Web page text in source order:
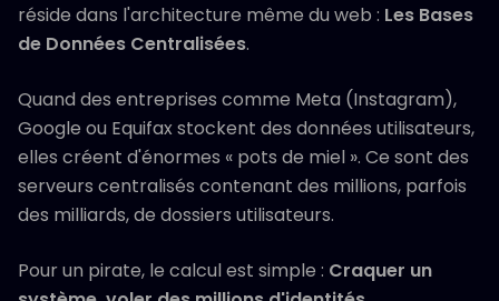
réside dans l'architecture même du web : Les Bases
de Données Centralisées.
Quand des entreprises comme Meta (Instagram),
Google ou Equifax stockent des données utilisateurs,
elles créent d'énormes « pots de miel ». Ce sont des
serveurs centralisés contenant des millions, parfois
des milliards, de dossiers utilisateurs.
Pour un pirate, le calcul est simple : Craquer un